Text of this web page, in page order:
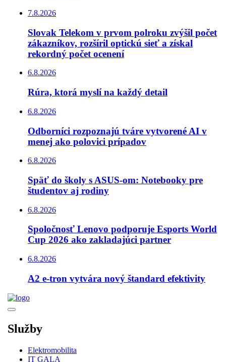
7.8.2026
Slovak Telekom v prvom polroku zvýšil počet
zákazníkov, rozšíril optickú sieť a získal
rekordný počet ocenení
6.8.2026
Rúra, ktorá myslí na každý detail
6.8.2026
Odborníci rozpoznajú tváre vytvorené AI v
menej ako polovici prípadov
6.8.2026
Späť do školy s ASUS-om: Notebooky pre
študentov aj rodiny
6.8.2026
Spoločnosť Lenovo podporuje Esports World
Cup 2026 ako zakladajúci partner
6.8.2026
A2 e-tron vytvára nový štandard efektivity
Služby
Elektromobilita
IT GALA